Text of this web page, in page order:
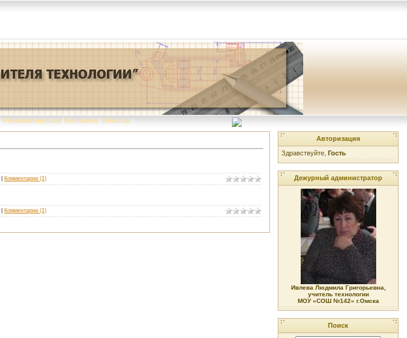
| Реклама портала | Контакты | Помощь |
Комментарии (1)
Комментарии (1)
Авторизация
Здравствуйте, Гость
Дежурный администратор
Ивлева Людмила Григорьевна,
учитель технологии
МОУ «СОШ №142» г.Омска
Поиск